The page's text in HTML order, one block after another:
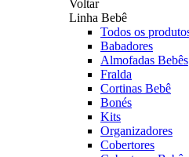
Voltar
Linha Bebê
Todos os
Babadores
Almofadas Bebês
Fralda
Cortinas Bebê
Bonés
Kits
Organizadores
Cobertores